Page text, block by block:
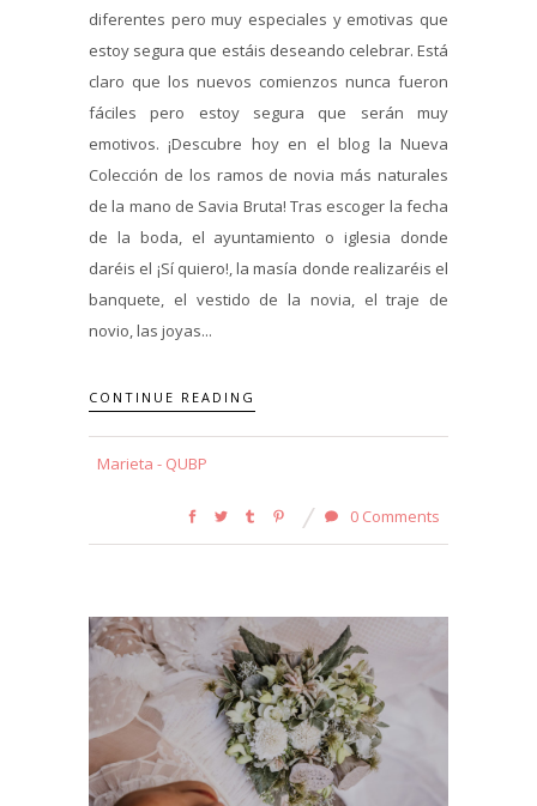
diferentes pero muy especiales y emotivas que
estoy segura que estáis deseando celebrar. Está
claro que los nuevos comienzos nunca fueron
fáciles pero estoy segura que serán muy
emotivos. ¡Descubre hoy en el blog la Nueva
Colección de los ramos de novia más naturales
de la mano de Savia Bruta! Tras escoger la fecha
de la boda, el ayuntamiento o iglesia donde
daréis el ¡Sí quiero!, la masía donde realizaréis el
banquete, el vestido de la novia, el traje de
novio, las joyas...
CONTINUE READING
Marieta - QUBP
0 Comments